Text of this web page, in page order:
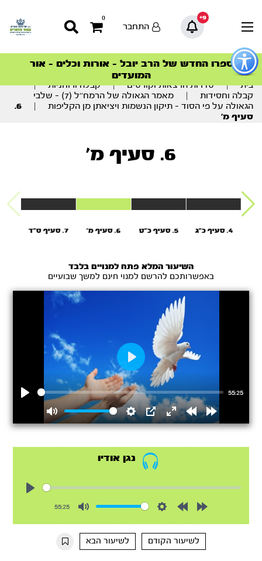
כפתור
לפתיחת
תפריט
9+
0
התחבר
סדרות הפודקאסטים
הסדרה המובילה החודש – דרך המלך
ספרו החדש של הרב יובל – אורות וכלים – אור
המועדים
הצטרפו למהפכת הבריאות הטבעית >
סדרות הפודקאסטים
הסדרה המובילה החודש – דרך המלך
תוכן
מרכזי
בית | סדרות הרצאות וקורסים | קבלה ורוחניות
|
קבלה וחסידות
מאמר הגאולה של הרמח’’ל (7) – שלבי
הגאולה על פי הסוד – תיקון הנשמות ויציאתן מן הקליפות
6.
סעיף מ’
6. סעיף מ'
4. סעיף כ"ג 5. סעיף כ"ט 6. סעיף מ' 7. סעיף ס"ד
השיעור המלא פתח למנויים בלבד
באפשרותכם להרשם למנוי חינם למשך שבועיים
55:25
Mute Settings
PIP
EnterRewindForward
Play
נגן אודיו
55:25
10s
10s
לשיעור הקודם
לשיעור הבא